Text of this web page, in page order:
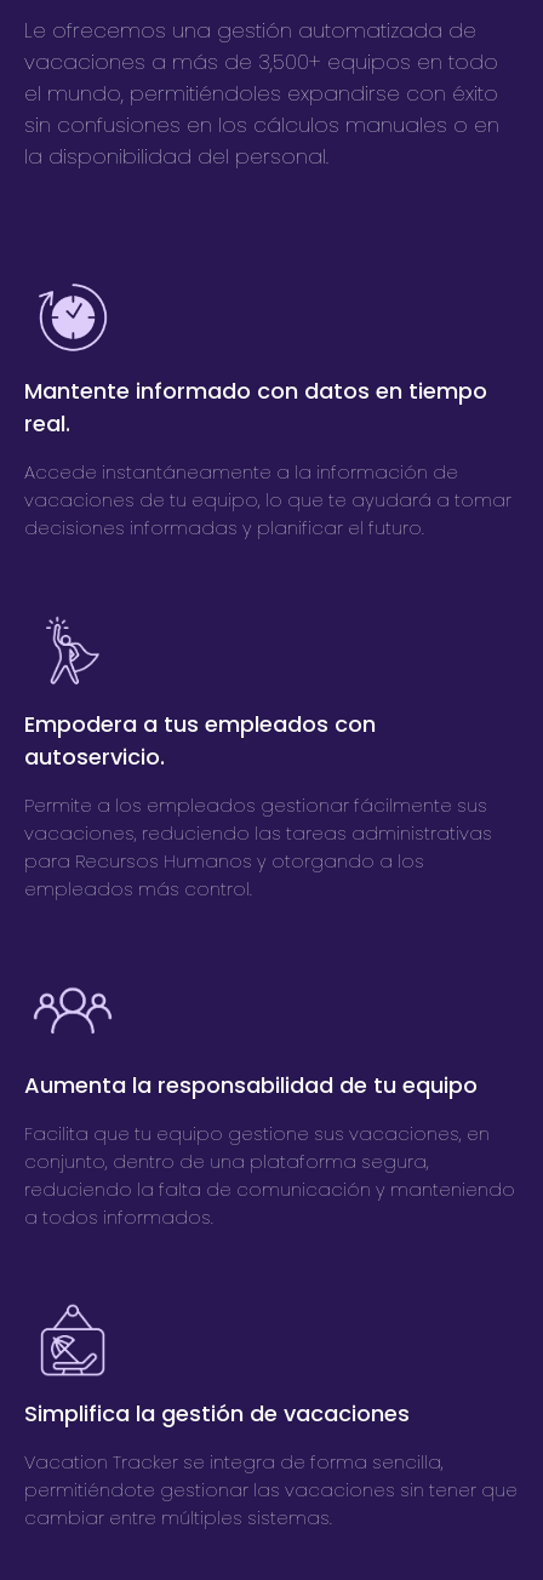
Le ofrecemos una gestión automatizada de
vacaciones a más de 3,500+ equipos en todo
el mundo, permitiéndoles expandirse con éxito
sin confusiones en los cálculos manuales o en
la disponibilidad del personal.
Mantente informado con datos en tiempo
real.
Accede instantáneamente a la información de
vacaciones de tu equipo, lo que te ayudará a tomar
decisiones informadas y planificar el futuro.
Empodera a tus empleados con
autoservicio.
Permite a los empleados gestionar fácilmente sus
vacaciones, reduciendo las tareas administrativas
para Recursos Humanos y otorgando a los
empleados más control.
Aumenta la responsabilidad de tu equipo
Facilita que tu equipo gestione sus vacaciones, en
conjunto, dentro de una plataforma segura,
reduciendo la falta de comunicación y manteniendo
a todos informados.
Simplifica la gestión de vacaciones
Vacation Tracker se integra de forma sencilla,
permitiéndote gestionar las vacaciones sin tener que
cambiar entre múltiples sistemas.